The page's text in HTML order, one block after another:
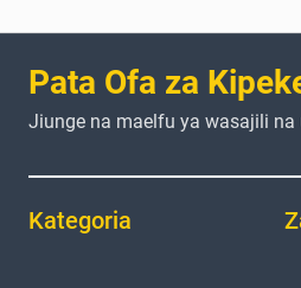
Pata Ofa za
Jiunge na maelfu ya wasajili na
Kategoria